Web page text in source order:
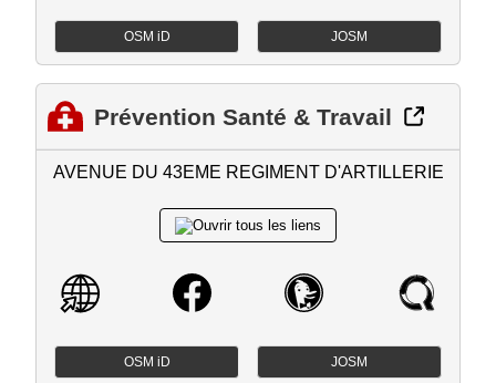
OSM iD JOSM
Prévention Santé & Travail
AVENUE DU 43EME REGIMENT D'ARTILLERIE
OSM iD JOSM